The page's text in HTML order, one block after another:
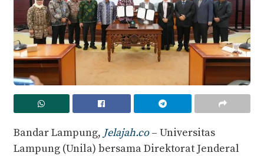
Bandar Lampung, Jelajah.co– Universitas
Lampung (Unila) bersama Direktorat Jenderal